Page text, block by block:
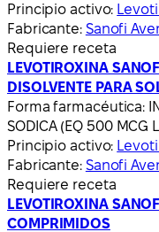
Principio activo:
Fabricante: Sanofi
Requiere receta
LEVOTIROXINA
DISOLVENTE PARA
Forma farmacéutica:
SODICA (EQ 500 MCG
Principio activo:
Fabricante: Sanofi
Requiere receta
LEVOTIROXINA
COMPRIMIDOS